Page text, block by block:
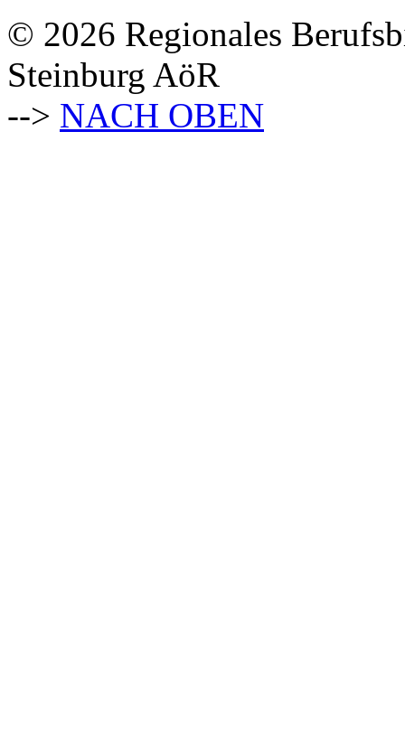
© 2026 Regionales
Steinburg AöR
--> NACH OBEN